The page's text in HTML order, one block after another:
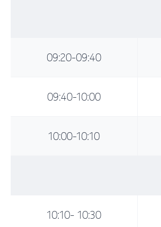
09:20-09:40
09:40-10:00
10:00-10:10
10:10- 10:30